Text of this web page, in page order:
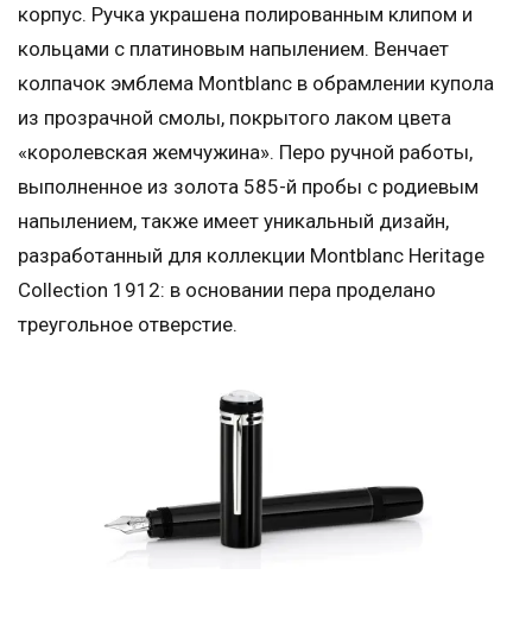
корпус. Ручка украшена полированным клипом и
кольцами с платиновым напылением. Венчает
колпачок эмблема Montblanc в обрамлении купола
из прозрачной смолы, покрытого лаком цвета
«королевская жемчужина». Перо ручной работы,
выполненное из золота 585-й пробы с родиевым
напылением, также имеет уникальный дизайн,
разработанный для коллекции Montblanc Heritage
Collection 1912: в основании пера проделано
треугольное отверстие.